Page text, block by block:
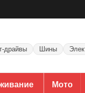
драйвы Шины
Мото